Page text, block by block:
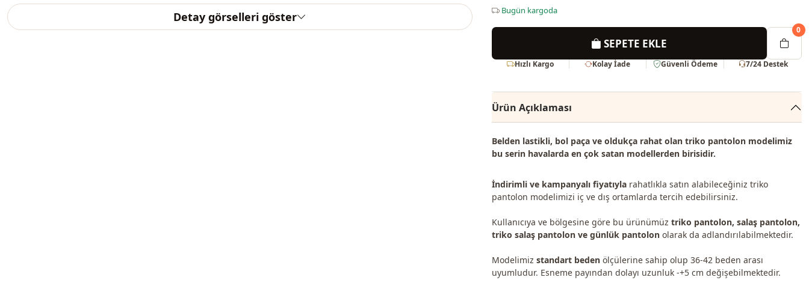
Detay görselleri göster
Bugün kargoda
SEPETE EKLE
0
Hızlı Kargo Kolay İade Güvenli Ödeme 7/24 Destek
Ürün Açıklaması
Belden lastikli, bol paça ve oldukça rahat olan triko pantolon modelimiz
bu serin havalarda en çok satan modellerden birisidir.
İndirimli ve kampanyalı fiyatıylarahatlıkla satın alabileceğiniz triko
pantolon modelimizi iç ve dış ortamlarda tercih edebilirsiniz.
Kullanıcıya ve bölgesine göre bu ürünümüz triko pantolon, salaş pantolon,
triko salaş pantolon ve günlük pantolonolarak da adlandırılabilmektedir.
Modelimiz standart bedenölçülerine sahip olup 36-42 beden arası
uyumludur. Esneme payından dolayı uzunluk -+5 cm değişebilmektedir.